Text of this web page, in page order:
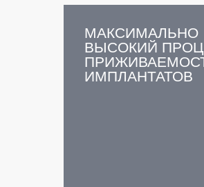
МАКСИМАЛЬНО
ВЫСОКИЙ
ИМПЛАНТАТОВ